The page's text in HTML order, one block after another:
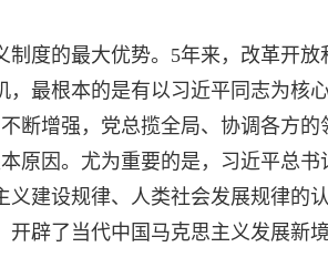
度的最大优势。5年来，改革开放
最根本的是有以习近平同志为核
断增强，党总揽全局、协调各方的
原因。尤为重要的是，习近平总书
建设规律、人类社会发展规律的
辟了当代中国马克思主义发展新境